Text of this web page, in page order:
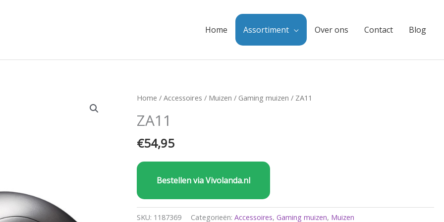
Home Assortiment Over ons Contact Blog
Home /Accessoires / Muizen / Gaming muizen / ZA11
ZA11
€54,95
Bestellen via Vivolanda.nl
SKU: 1187369 Categorieën:Accessoires,Gaming muizen, Muizen